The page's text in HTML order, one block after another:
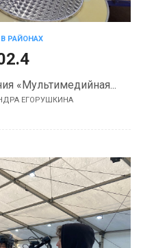
РАЙОНАХ
«Мультимедийная...
ЕГОРУШКИНА